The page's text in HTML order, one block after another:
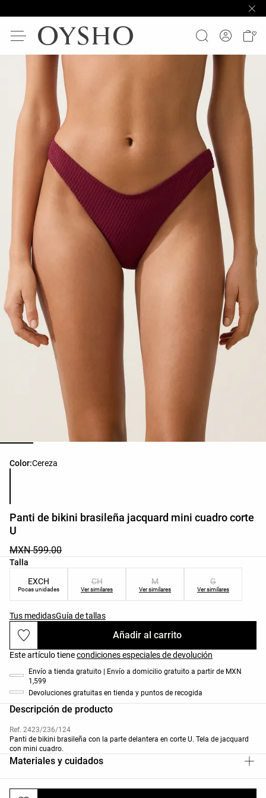
Color:Cereza
Lista de colores del producto
Panti de bikini brasileña jacquard mini cuadro corte
U
MXN 599.00
Talla
Lista de tallas del producto
EXCH
Pocas unidades
CH
Ver similares
M
Ver similares
G
Ver similares
Tus medidasGuía de tallas
Añadir al carrito
Este artículo tienecondiciones especiales de devolución
Envío a tienda gratuito | Envío a domicilio gratuito a partir de MXN
1,599
Devoluciones gratuitas en tienda y puntos de recogida
Descripción de producto
Ref. 2423/236/124
Panti de bikini brasileña con la parte delantera en corte U. Tela de jacquard
con mini cuadro.
Materiales y cuidados